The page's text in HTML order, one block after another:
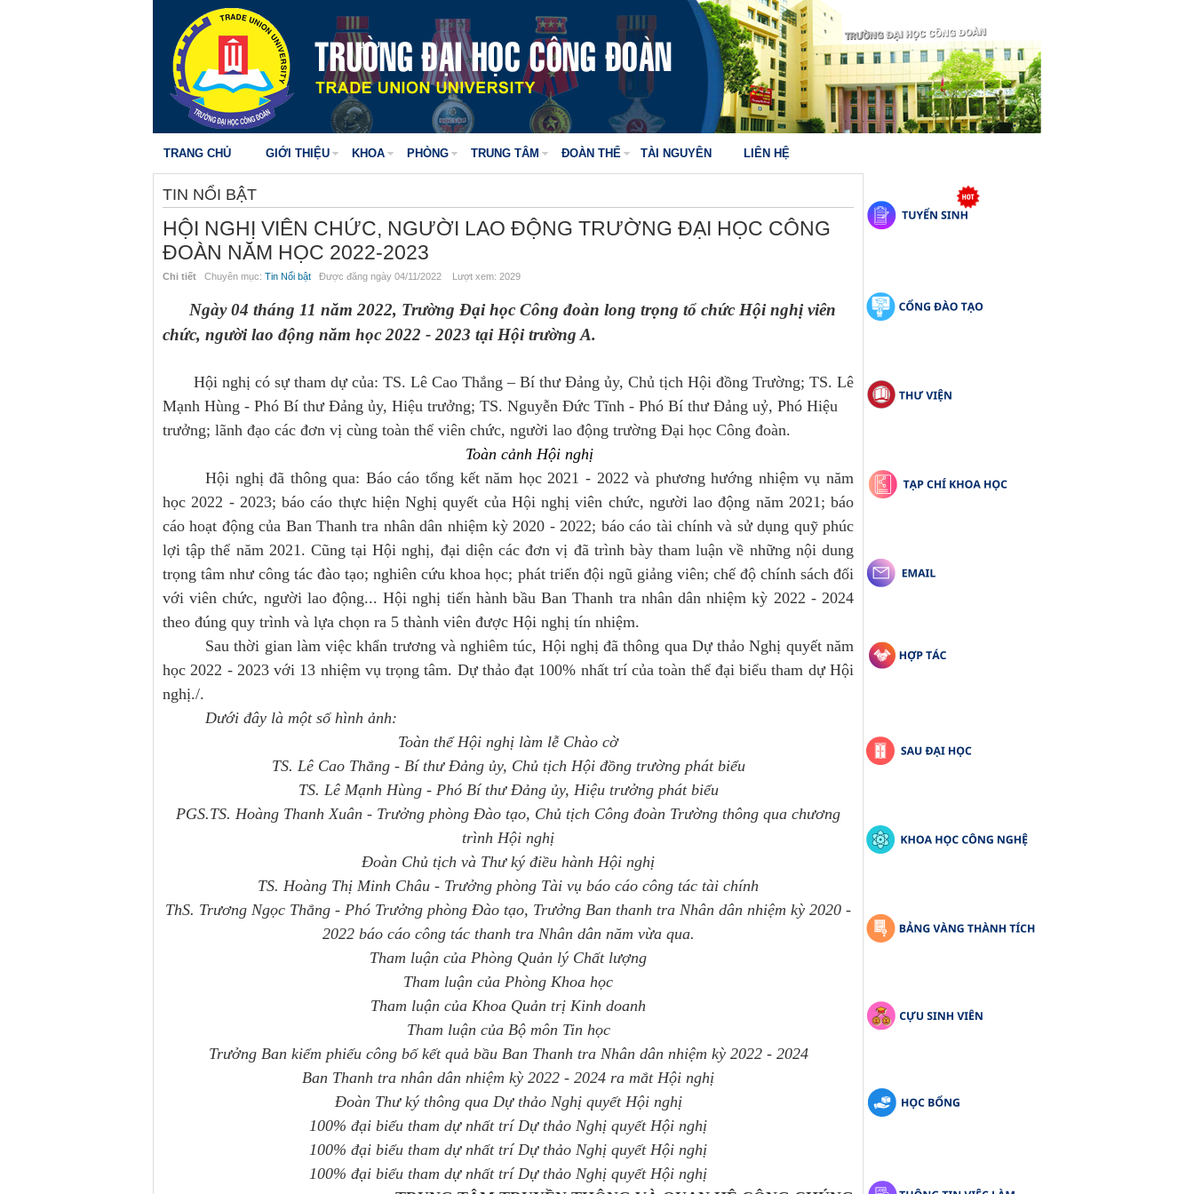
TRANG CHỦ GIỚI THIỆU KHOA PHÒNG TRUNG TÂM ĐOÀN THỂ TÀI NGUYÊN LIÊN HỆ
TIN NỔI BẬT
HỘI NGHỊ VIÊN CHỨC, NGƯỜI LAO ĐỘNG TRƯỜNG ĐẠI HỌC CÔNG
ĐOÀN NĂM HỌC 2022-2023
Chi tiết Chuyên mục: Tin Nổi bật Được đăng ngày 04/11/2022 Lượt xem: 2029
Ngày 04 tháng 11 năm 2022, Trường Đại học Công đoàn long trọng tổ chức Hội nghị viên
chức, người lao động năm học 2022 - 2023 tại Hội trường A.
Hội nghị có sự tham dự của: TS. Lê Cao Thắng – Bí thư Đảng ủy, Chủ tịch Hội đồng Trường; TS. Lê
Mạnh Hùng - Phó Bí thư Đảng ủy, Hiệu trưởng; TS. Nguyễn Đức Tĩnh - Phó Bí thư Đảng uỷ, Phó Hiệu
trưởng; lãnh đạo các đơn vị cùng toàn thể viên chức, người lao động trường Đại học Công đoàn.
Toàn cảnh Hội nghị
Hội nghị đã thông qua: Báo cáo tổng kết năm học 2021 - 2022 và phương hướng nhiệm vụ năm
học 2022 - 2023; báo cáo thực hiện Nghị quyết của Hội nghị viên chức, người lao động năm 2021; báo
cáo hoạt động của Ban Thanh tra nhân dân nhiệm kỳ 2020 - 2022; báo cáo tài chính và sử dụng quỹ phúc
lợi tập thể năm 2021. Cũng tại Hội nghị, đại diện các đơn vị đã trình bày tham luận về những nội dung
trọng tâm như công tác đào tạo; nghiên cứu khoa học; phát triển đội ngũ giảng viên; chế độ chính sách đối
với viên chức, người lao động... Hội nghị tiến hành bầu Ban Thanh tra nhân dân nhiệm kỳ 2022 - 2024
theo đúng quy trình và lựa chọn ra 5 thành viên được Hội nghị tín nhiệm.
Sau thời gian làm việc khẩn trương và nghiêm túc, Hội nghị đã thông qua Dự thảo Nghị quyết năm
học 2022 - 2023 với 13 nhiệm vụ trọng tâm. Dự thảo đạt 100% nhất trí của toàn thể đại biểu tham dự Hội
nghị./.
Dưới đây là một số hình ảnh:
Toàn thể Hội nghị làm lễ Chào cờ
TS. Lê Cao Thắng - Bí thư Đảng ủy, Chủ tịch Hội đồng trường phát biểu
TS. Lê Mạnh Hùng - Phó Bí thư Đảng ủy, Hiệu trưởng phát biểu
PGS.TS. Hoàng Thanh Xuân - Trưởng phòng Đào tạo, Chủ tịch Công đoàn Trường thông qua chương
trình Hội nghị
Đoàn Chủ tịch và Thư ký điều hành Hội nghị
TS. Hoàng Thị Minh Châu - Trưởng phòng Tài vụ báo cáo công tác tài chính
ThS. Trương Ngọc Thắng - Phó Trưởng phòng Đào tạo, Trưởng Ban thanh tra Nhân dân nhiệm kỳ 2020 -
2022 báo cáo công tác thanh tra Nhân dân năm vừa qua.
Tham luận của Phòng Quản lý Chất lượng
Tham luận của Phòng Khoa học
Tham luận của Khoa Quản trị Kinh doanh
Tham luận của Bộ môn Tin học
Trưởng Ban kiểm phiếu công bố kết quả bầu Ban Thanh tra Nhân dân nhiệm kỳ 2022 - 2024
Ban Thanh tra nhân dân nhiệm kỳ 2022 - 2024 ra mắt Hội nghị
Đoàn Thư ký thông qua Dự thảo Nghị quyết Hội nghị
100% đại biểu tham dự nhất trí Dự thảo Nghị quyết Hội nghị
100% đại biểu tham dự nhất trí Dự thảo Nghị quyết Hội nghị
100% đại biểu tham dự nhất trí Dự thảo Nghị quyết Hội nghị